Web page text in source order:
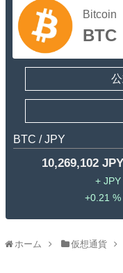
Bitcoin
BTC
BTC / JPY
10,269,102 JPY
JPY
0.21 %
ホーム 仮想通貨